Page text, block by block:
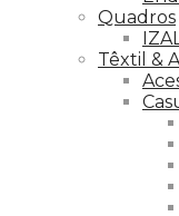
Quadros
Têxtil &